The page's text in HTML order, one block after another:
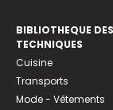
BIBLIOTHEQUE DES
TECHNIQUES
Cuisine
Transports
Mode - Vêtements